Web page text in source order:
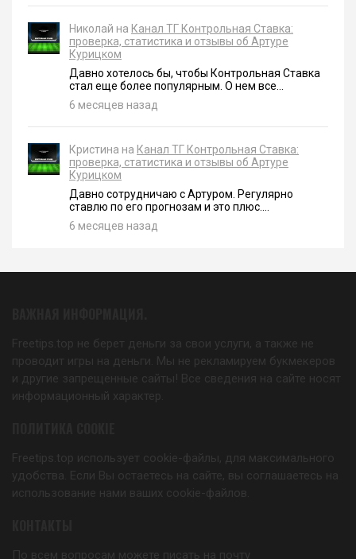
Николай на Канал ТГ Контрольная Ставка:
проверка, статистика и отзывы об Артуре
Курицком
Давно хотелось бы, чтобы Контрольная Ставка
стал еще более популярным. О нем все...
6 месяцев назад
Кристина на Канал ТГ Контрольная Ставка:
проверка, статистика и отзывы об Артуре
Курицком
Давно сотрудничаю с Артуром. Регулярно
ставлю по его прогнозам и это плюс....
6 месяцев назад
Freetips.top не берет деньги за свои услуги, а также не
проводит игры на деньги. Мы не рекламируем букмекеров
и другие запрещенные сайты! Все сведения на сайте носят
информационный характер.
Freetips.top использует cookie-файлы, для максимального
удобства. Если Вы остаетесь на сайте, вы соглашаетесь на
использование нами ваших cookie-файлов.
По всем вопросам можете писать на почту